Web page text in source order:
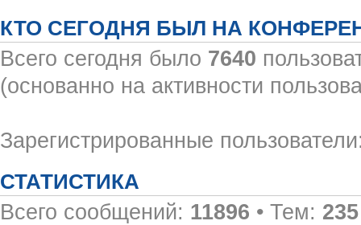
КТО СЕГОДНЯ БЫЛ НА
Всего сегодня было 7640
(основанно на активности
Зарегистрированные
СТАТИСТИКА
Всего сообщений: 11896 • Тем: 235